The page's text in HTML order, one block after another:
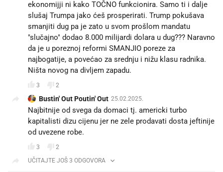
ekonomijji ni kako TOČNO funkcionira. Samo ti i dalje
slušaj Trumpa jako ćeš prosperirati. Trump pokušava
smanjiti dug pa je zato u svom prošlom mandatu
"slučajno" dodao 8.000 milijardi dolara u dug??? Naravno
da je u poreznoj reformi SMANJIO poreze za
najbogatije, a povećao za srednju i nižu klasu radnika.
Ništa novog na divljem zapadu.
3 2
Bustin' Out Poutin' Out 25.02.2025.
Najbitnije od svega da domaci tj. americki turbo
kapitalisti dizu cijenu jer ne zele prodavati dosta jeftinije
od uvezene robe.
3
2
UČITAJTE JOŠ 3 ODGOVORA